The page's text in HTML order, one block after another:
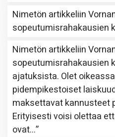
Nimetön artikkeliin
sopeutumisrahakausien
Nimetön artikkeliin
sopeutumisrahakausien
ajatuksista. Olet
pidempikestoiset
maksettavat kannusteet
Erityisesti voisi olettaa
ovat…”